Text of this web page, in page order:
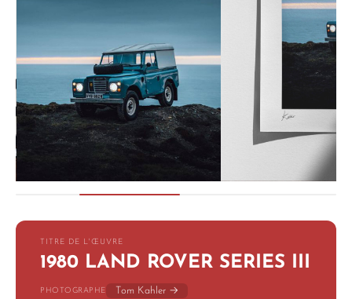
TITRE DE L'ŒUVRE
1980 LAND ROVER SERIES III
PHOTOGRAPHE Tom Kahler →